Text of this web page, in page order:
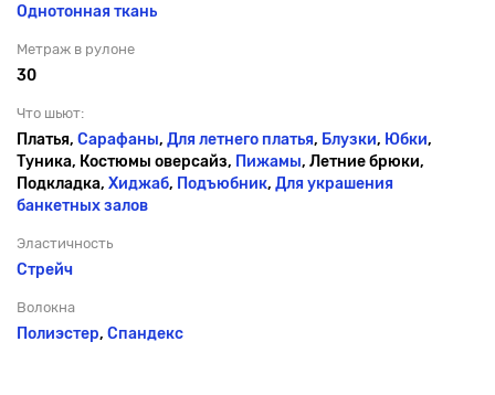
Однотонная ткань
Метраж в рулоне
30
Что шьют:
Платья, Сарафаны, Для летнего платья, Блузки, Юбки,
Туника, Костюмы оверсайз, Пижамы, Летние брюки,
Подкладка, Хиджаб, Подъюбник, Для украшения
банкетных залов
Эластичность
Стрейч
Волокна
Полиэстер, Спандекс